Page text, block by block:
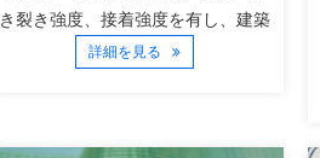
き裂き強度、接着強度を有し、建築
詳細を見る